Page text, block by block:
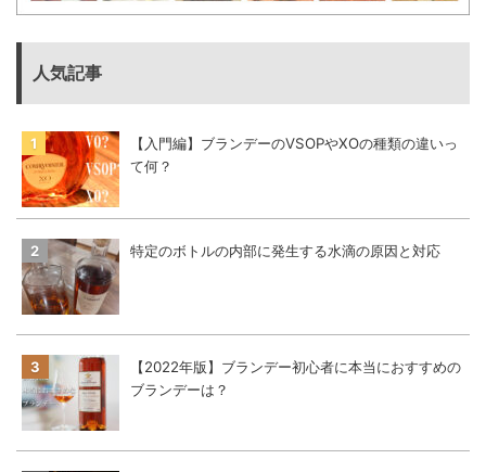
人気記事
【入門編】ブランデーのVSOPやXOの種類の違いっ
て何？
特定のボトルの内部に発生する水滴の原因と対応
【2022年版】ブランデー初心者に本当におすすめの
ブランデーは？